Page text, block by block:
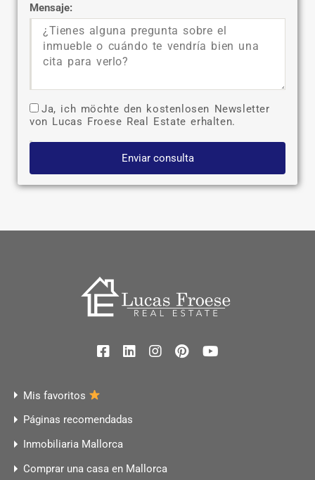
Mensaje:
Ja, ich möchte den kostenlosen Newsletter
von Lucas Froese Real Estate erhalten.
Enviar consulta
Mis favoritos
Páginas recomendadas
Inmobiliaria Mallorca
Comprar una casa en Mallorca